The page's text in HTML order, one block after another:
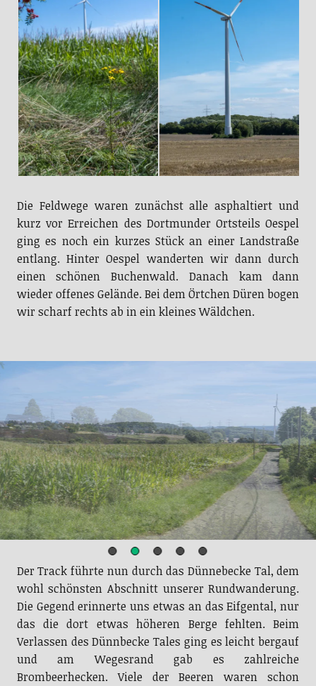
Die Feldwege waren zunächst alle asphaltiert und
kurz vor Erreichen des Dortmunder Ortsteils Oespel
ging es noch ein kurzes Stück an einer Landstraße
entlang. Hinter Oespel wanderten wir dann durch
einen schönen Buchenwald. Danach kam dann
wieder offenes Gelände. Bei dem Örtchen Düren bogen
wir scharf rechts ab in ein kleines Wäldchen.
Der Track führte nun durch das Dünnebecke Tal, dem
wohl schönsten Abschnitt unserer Rundwanderung.
Die Gegend erinnerte uns etwas an das Eifgental, nur
das die dort etwas höheren Berge fehlten. Beim
Verlassen des Dünnbecke Tales ging es leicht bergauf
und am Wegesrand gab es zahlreiche
Brombeerhecken. Viele der Beeren waren schon